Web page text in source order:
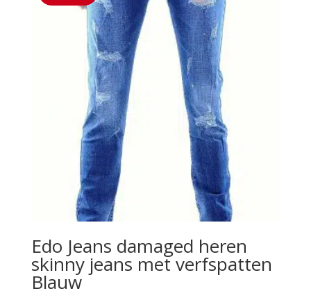
Edo Jeans damaged heren
skinny jeans met verfspatten
Blauw